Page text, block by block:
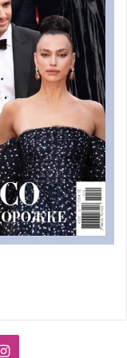
Монако
2022 в
в Монако
Рита
певица
Salle des Etoiles.
без чего не
3 августа 2022
шотландская
настоящий рок.
Instagram